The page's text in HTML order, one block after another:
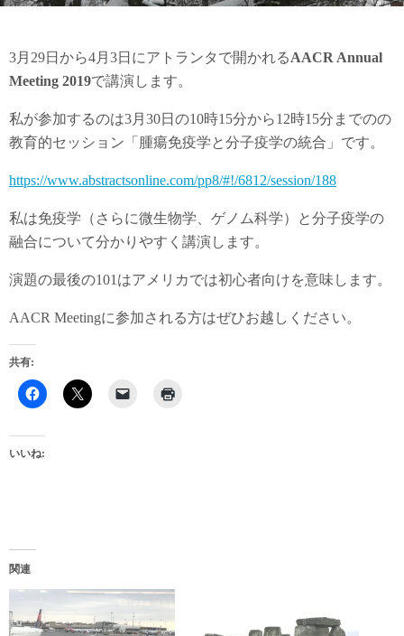
3月29日から4月3日にアトランタで開かれるAACR Annual
Meeting 2019で講演します。
私が参加するのは3月30日の10時15分から12時15分までのの
教育的セッション「腫瘍免疫学と分子疫学の統合」です。
https://www.abstractsonline.com/pp8/#!/6812/session/188
私は免疫学（さらに微生物学、ゲノム科学）と分子疫学の
融合について分かりやすく講演します。
演題の最後の101はアメリカでは初心者向けを意味します。
AACR Meetingに参加される方はぜひお越しください。
共有:
いいね:
関連